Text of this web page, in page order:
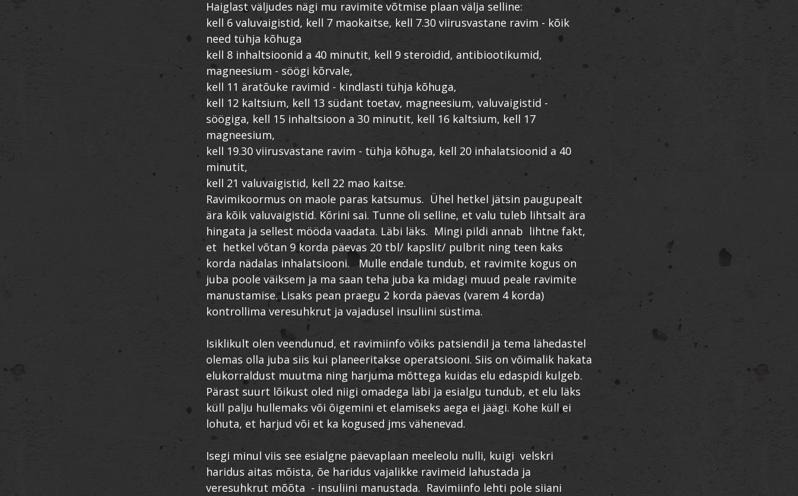
Haiglast väljudes nägi mu ravimite võtmise plaan välja selline:
kell 6 valuvaigistid, kell 7 maokaitse, kell 7.30 viirusvastane ravim - kõik
need tühja kõhuga
kell 8 inhaltsioonid a 40 minutit, kell 9 steroidid, antibiootikumid,
magneesium - söögi kõrvale,
kell 11 äratõuke ravimid - kindlasti tühja kõhuga,
kell 12 kaltsium, kell 13 südant toetav, magneesium, valuvaigistid -
söögiga, kell 15 inhaltsioon a 30 minutit, kell 16 kaltsium, kell 17
magneesium,
kell 19.30 viirusvastane ravim - tühja kõhuga, kell 20 inhalatsioonid a 40
minutit,
kell 21 valuvaigistid, kell 22 mao kaitse.
Ravimikoormus on maole paras katsumus. Ühel hetkel jätsin paugupealt
ära kõik valuvaigistid. Kõrini sai. Tunne oli selline, et valu tuleb lihtsalt ära
hingata ja sellest mööda vaadata. Läbi läks. Mingi pildi annab lihtne fakt,
et hetkel võtan 9 korda päevas 20 tbl/ kapslit/ pulbrit ning teen kaks
korda nädalas inhalatsiooni. Mulle endale tundub, et ravimite kogus on
juba poole väiksem ja ma saan teha juba ka midagi muud peale ravimite
manustamise. Lisaks pean praegu 2 korda päevas (varem 4 korda)
kontrollima veresuhkrut ja vajadusel insuliini süstima.
Isiklikult olen veendunud, et ravimiinfo võiks patsiendil ja tema lähedastel
olemas olla juba siis kui planeeritakse operatsiooni. Siis on võimalik hakata
elukorraldust muutma ning harjuma mõttega kuidas elu edaspidi kulgeb.
Pärast suurt lõikust oled niigi omadega läbi ja esialgu tundub, et elu läks
küll palju hullemaks või õigemini et elamiseks aega ei jäägi. Kohe küll ei
lohuta, et harjud või et ka kogused jms vähenevad.
Isegi minul viis see esialgne päevaplaan meeleolu nulli, kuigi velskri
haridus aitas mõista, õe haridus vajalikke ravimeid lahustada ja
veresuhkrut mõõta - insuliini manustada. Ravimiinfo lehti pole siiani